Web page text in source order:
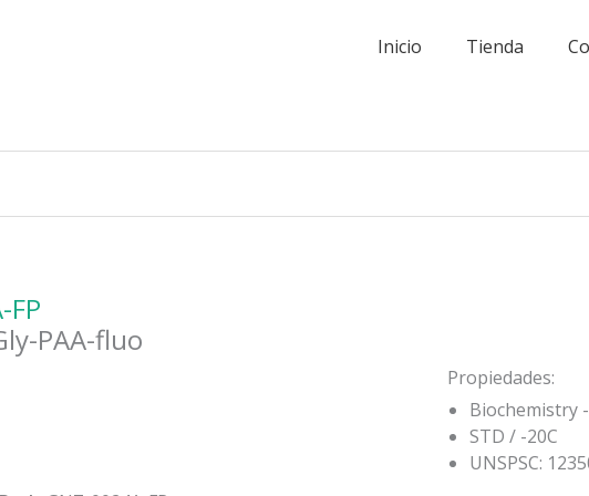
Inicio Tienda
FP
PAA-fluo
Propiedades:
Biochemistry
STD / -20C
UNSPSC: